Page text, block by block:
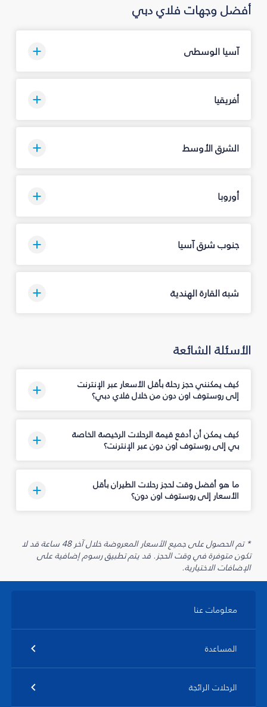
أفضل وجهات فلاي دبي
آسيا الوسطى
أفريقيا
الشرق الأوسط
أوروبا
جنوب شرق آسيا
شبه القارة الهندية
الأسئلة الشائعة
كيف يمكنني حجز رحلة بأقل الأسعار عبر الإنترنت
إلى روستوف اون دون من خلال فلاي دبي؟
كيف يمكن أن أدفع قيمة الرحلات الرخيصة الخاصة
بي إلى روستوف اون دون عبر الإنترنت؟
ما هو أفضل وقت لحجز رحلات الطيران بأقل
الأسعار إلى روستوف اون دون؟
* تم الحصول على جميع الأسعار المعروضة خلال آخر 48 ساعة قد لا
تكون متوفرة في وقت الحجز. قد يتم تطبيق رسوم إضافية على
الإضافات الاختيارية.
معلومات عنا
المساعدة
الرحلات الرائجة